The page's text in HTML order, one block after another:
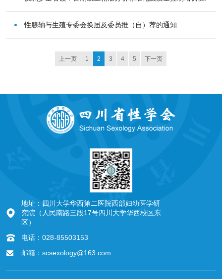
性腺轴与生殖专委会换届及委员推（自）荐的通知
上一页 1 2 3 4 5 下一页
地址：四川大学华西第二医院西部妇幼医学研
究院（人民南路三段17号四川大学华西校区东
区）
电话：028-85503153
邮箱：scsexology@163.com